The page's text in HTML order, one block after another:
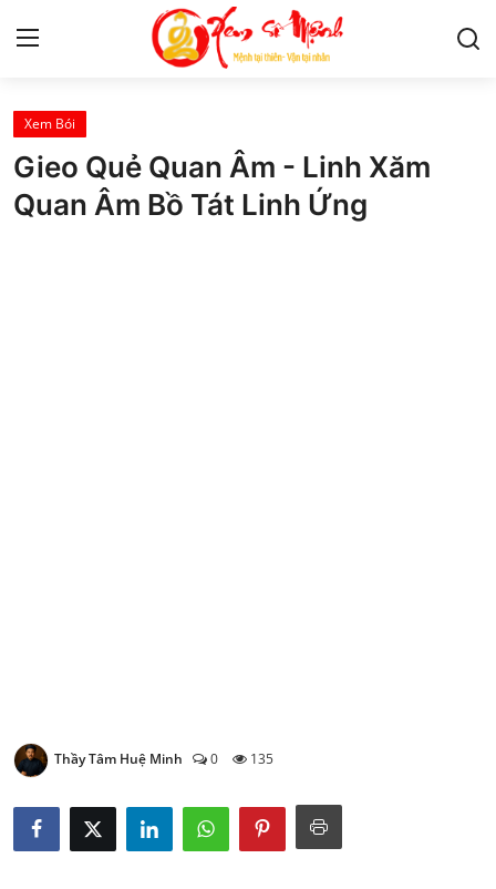
Tử Vi
Kiến Thức
Xem Bói
Gieo Quẻ Quan Âm - Linh Xăm
Quan Âm Bồ Tát Linh Ứng
Thầy Tâm Huệ Minh 0 135